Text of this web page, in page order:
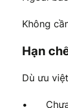
Không
Hạn
Dù ưu
•